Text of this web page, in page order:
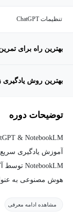
تنظیمات ChatGPT
بهترین راه برای
بهترین روش
توضیحات دوره
هوش مصنوعی به
مشاهده ادامه معرفی